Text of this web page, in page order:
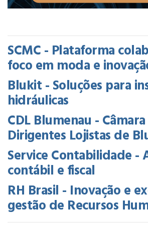
SCMC - Plataforma
foco em moda e
Blukit - Soluções para
hidráulicas
CDL Blumenau -
Dirigentes Lojistas de
Service Contabilidade -
contábil e fiscal
RH Brasil - Inovação e
gestão de Recursos